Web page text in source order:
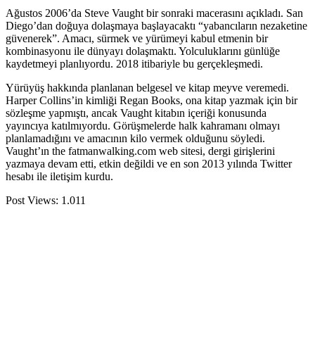
Ağustos 2006’da Steve Vaught bir sonraki macerasını açıkladı. San
Diego’dan doğuya dolaşmaya başlayacaktı “yabancıların nezaketine
güvenerek”. Amacı, sürmek ve yürümeyi kabul etmenin bir
kombinasyonu ile dünyayı dolaşmaktı. Yolculuklarını günlüğe
kaydetmeyi planlıyordu. 2018 itibariyle bu gerçekleşmedi.
Yürüyüş hakkında planlanan belgesel ve kitap meyve veremedi.
Harper Collins’in kimliği Regan Books, ona kitap yazmak için bir
sözleşme yapmıştı, ancak Vaught kitabın içeriği konusunda
yayıncıya katılmıyordu. Görüşmelerde halk kahramanı olmayı
planlamadığını ve amacının kilo vermek olduğunu söyledi.
Vaught’ın the fatmanwalking.com web sitesi, dergi girişlerini
yazmaya devam etti, etkin değildi ve en son 2013 yılında Twitter
hesabı ile iletişim kurdu.
Post Views: 1.011